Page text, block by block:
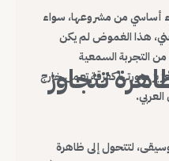
أساسي من مشروعها، سواء
هذا الغموض لم يكن
التجربة السمعية
صورتها كفرقة تعمل خارج
تتجاوز
لتتحول إلى ظاهرة